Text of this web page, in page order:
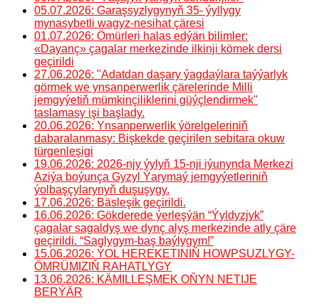
05.07.2026: Garaşsyzlygynyň 35- ýyllygy
mynasybetli wagyz-nesihat çäresi
01.07.2026: Ömürleri halas edýän bilimler:
«Dayanç» çagalar merkezinde ilkinji kömek dersi
geçirildi
27.06.2026: "Adatdan daşary ýagdaýlara taýýarlyk
görmek we ynsanperwerlik çärelerinde Milli
jemgyýetiň mümkinçiliklerini güýçlendirmek"
taslamasy işi başlady.
20.06.2026: Ynsanperwerlik ýörelgeleriniň
dabaralanmasy: Bişkekde geçirilen sebitara okuw
türgenleşigi
19.06.2026: 2026-njy ýylyň 15-nji iýunynda Merkezi
Aziýa boýunça Gyzyl Ýarymaý jemgyýetleriniň
ýolbaşçylarynyň duşuşygy.
17.06.2026: Bäsleşik geçirildi.
16.06.2026: Gökderede ýerleşýän “Ýyldyzjyk”
çagalar sagaldyş we dynç alyş merkezinde atly çäre
geçirildi. “Saglygym-baş baýlygym!”
15.06.2026: ÝOL HEREKETINIŇ HOWPSUZLYGY-
ÖMRÜMIZIŇ RAHATLYGY
13.06.2026: KÄMILLEŞMEK OŇYN NETIJE
BERÝÄR